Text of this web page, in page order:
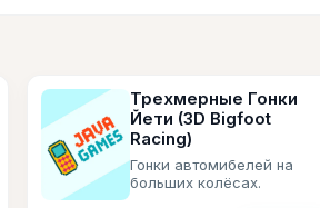
Трехмерные Гонки
Йети (3D Bigfoot
Racing)
Гонки автомибелей на
больших колёсах.